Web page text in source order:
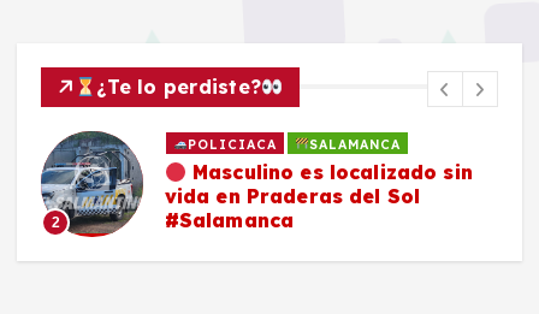
¿Te lo perdiste?
2
POLICIACA SALAMANCA
Masculino es localizado sin
vida en Praderas del Sol
#Salamanca